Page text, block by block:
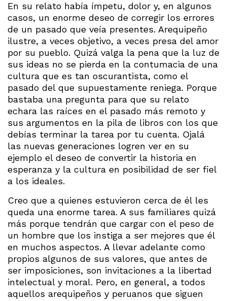
En su relato había ímpetu, dolor y, en algunos
casos, un enorme deseo de corregir los errores
de un pasado que veía presentes. Arequipeño
ilustre, a veces objetivo, a veces presa del amor
por su pueblo. Quizá valga la pena que la luz de
sus ideas no se pierda en la contumacia de una
cultura que es tan oscurantista, como el
pasado del que supuestamente reniega. Porque
bastaba una pregunta para que su relato
echara las raíces en el pasado más remoto y
sus argumentos en la pila de libros con los que
debías terminar la tarea por tu cuenta. Ojalá
las nuevas generaciones logren ver en su
ejemplo el deseo de convertir la historia en
esperanza y la cultura en posibilidad de ser fiel
a los ideales.
Creo que a quienes estuvieron cerca de él les
queda una enorme tarea. A sus familiares quizá
más porque tendrán que cargar con el peso de
un hombre que los instiga a ser mejores que él
en muchos aspectos. A llevar adelante como
propios algunos de sus valores, que antes de
ser imposiciones, son invitaciones a la libertad
intelectual y moral. Pero, en general, a todos
aquellos arequipeños y peruanos que siguen